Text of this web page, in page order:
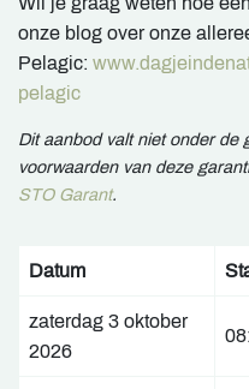
onze blog over onze
Pelagic:
pelagic
Dit aanbod valt niet onder de
voorwaarden van deze
STO Garant.
Datum
zaterdag 3 oktober
2026